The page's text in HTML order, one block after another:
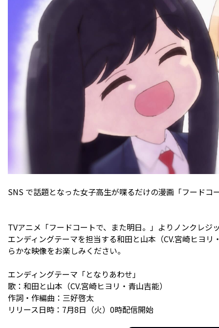
SNS で話題となった女子高生が喋るだけの漫画「フード
TVアニメ「フードコートで、また明日。」よりノンクレジ
エンディングテーマを担当する和田と山本（CV.宮崎ヒヨ
らかな映像をお楽しみください。
エンディングテーマ「となりあわせ」
歌：和田と山本（CV.宮崎ヒヨリ・青山吉能）
作詞・作編曲：三好啓太